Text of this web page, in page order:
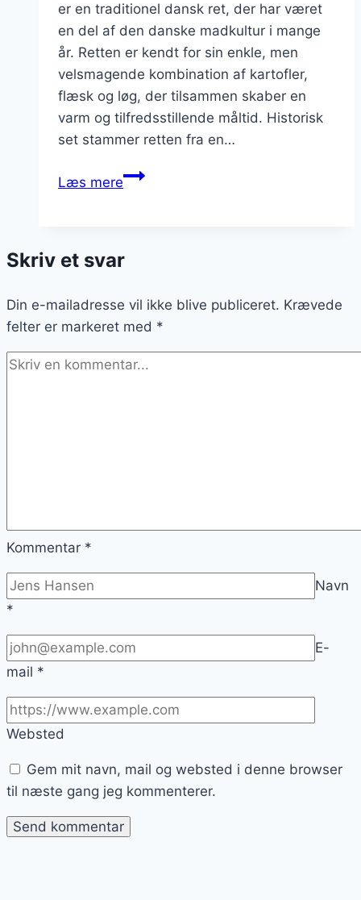
er en traditionel dansk ret, der har været
en del af den danske madkultur i mange
år. Retten er kendt for sin enkle, men
velsmagende kombination af kartofler,
flæsk og løg, der tilsammen skaber en
varm og tilfredsstillende måltid. Historisk
set stammer retten fra en…
Læs mereBrændende
varm
behov
Skriv et svar
Din e-mailadresse vil ikke blive publiceret. Krævede
felter er markeret med *
Kommentar *
Navn
*
E-
mail *
Websted
Gem mit navn, mail og websted i denne browser
til næste gang jeg kommenterer.